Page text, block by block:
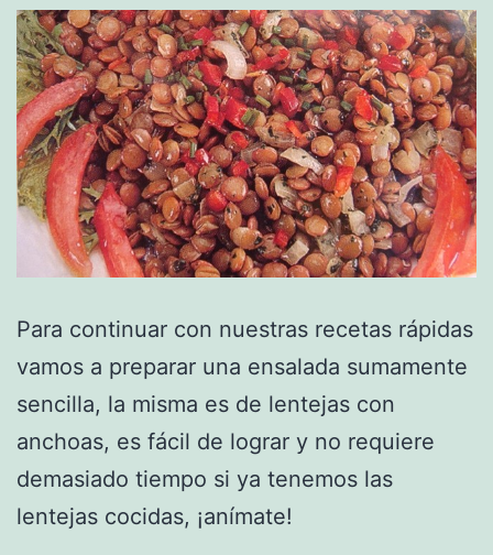
Para continuar con nuestras recetas rápidas
vamos a preparar una ensalada sumamente
sencilla, la misma es de lentejas con
anchoas, es fácil de lograr y no requiere
demasiado tiempo si ya tenemos las
lentejas cocidas, ¡anímate!